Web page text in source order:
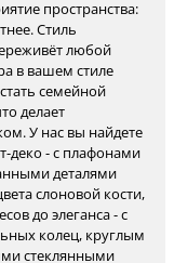
пространства:
Стиль
любой
в вашем стиле
семейной
делает
У нас вы найдете
деко - с плафонами
деталями
слоновой кости,
до элеганса - с
колец, круглым
стеклянными